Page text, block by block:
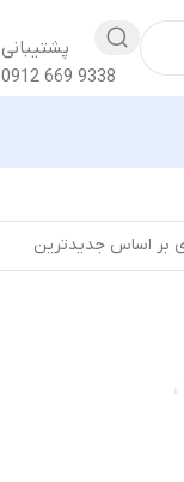
پشتیبانی
0912 669 9338